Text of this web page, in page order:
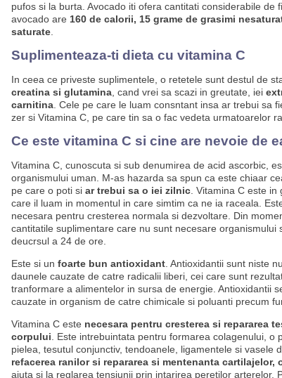
pufos si la burta. Avocado iti ofera cantitati considerabile de
avocado are 160 de calorii, 15 grame de grasimi
saturate.
Suplimenteaza-ti dieta cu vitamina C
In ceea ce priveste suplimentele, o retetele sunt destul de
creatina si glutamina, cand vrei sa scazi in greutate, iei
carnitina. Cele pe care le luam consntant insa ar trebui sa
zer si Vitamina C, pe care tin sa o fac vedeta urmatoarelor
Ce este vitamina C si cine are nevoie de
Vitamina C, cunoscuta si sub denumirea de acid ascorbic,
organismului uman. M-as hazarda sa spun ca este chiaar
pe care o poti si ar trebui sa o iei zilnic. Vitamina C este in
care il luam in momentul in care simtim ca ne ia raceala.
necesara pentru cresterea normala si dezvoltare. Din
cantitatile suplimentare care nu sunt necesare organismului
deucrsul a 24 de ore.
Este si un foarte bun antioxidant. Antioxidantii sunt niste
daunele cauzate de catre radicalii liberi, cei care sunt
tranformare a alimentelor in sursa de energie. Antioxidantii
cauzate in organism de catre chimicale si poluanti precum
Vitamina C este necesara pentru cresterea si repararea
corpului . Este intrebuintata pentru formarea colagenului, o
pielea, tesutul conjunctiv, tendoanele, ligamentele si vasele
refacerea ranilor si repararea si mentenanta cartilajelor,
ajuta si la reglarea tensiunii prin intarirea peretilor arterelor.